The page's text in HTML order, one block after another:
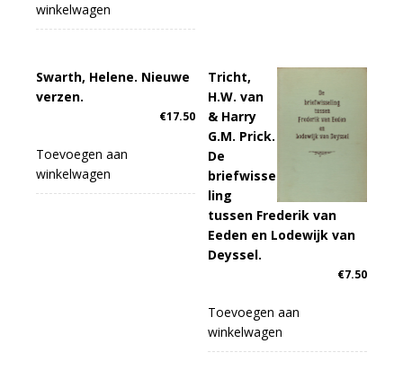
winkelwagen
Swarth, Helene. Nieuwe
verzen.
€17.50
Toevoegen aan
winkelwagen
Tricht,
H.W. van
& Harry
G.M. Prick.
De
briefwisse
ling
tussen Frederik van
Eeden en Lodewijk van
Deyssel.
€7.50
Toevoegen aan
winkelwagen